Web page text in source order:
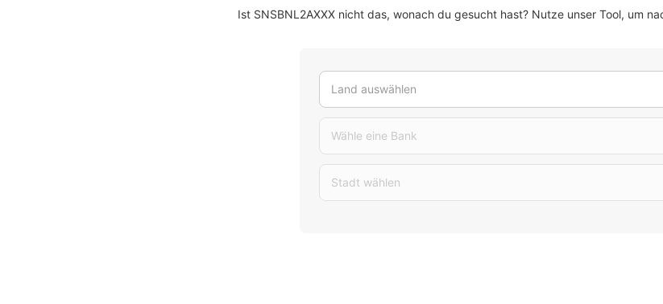
Ist SNSBNL2AXXX nicht das, wonach du gesucht hast? Nutze unser Tool, um
Land auswählen
Wähle eine Bank
Stadt wählen